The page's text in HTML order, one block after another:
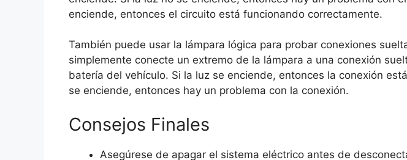
enciende, entonces el circuito está funcionando correctamente.
También puede usar la lámpara lógica para probar conexiones
simplemente conecte un extremo de la lámpara a una conexión
batería del vehículo. Si la luz se enciende, entonces la conexión
se enciende, entonces hay un problema con la conexión.
Consejos Finales
Asegúrese de apagar el sistema eléctrico antes de